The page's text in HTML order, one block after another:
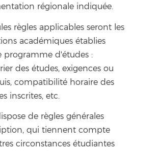
régionale indiquée.
règles applicables seront les
académiques établies
programme d'études :
des études, exigences ou
compatibilité horaire des
inscrites, etc.
de règles générales
qui tiennent compte
circonstances étudiantes